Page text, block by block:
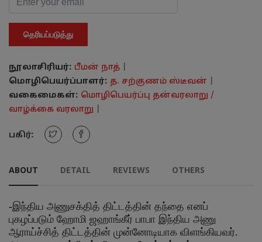
தெரியப்படுத்து
நூலாசிரியர்: பீமன் நாத்
மொழிபெயர்ப்பாளர்: த. சற்குணம் ஸ்டீவன்
வகைமைகள்: மொழிபெயர்ப்பு தன்வரலாறு /
வாழ்க்கை வரலாறு
பகிர்:
ABOUT DETAIL REVIEWS OTHERS
-இந்திய அணுசக்தித் திட்டத்தின் தந்தை எனப்
புகழப்படும் ஹோமி ஜஹாங்கீர் பாபா இந்திய அணு
ஆராய்ச்சித் திட்டத்தின் முன்னோடியாக விளங்கியவர்.